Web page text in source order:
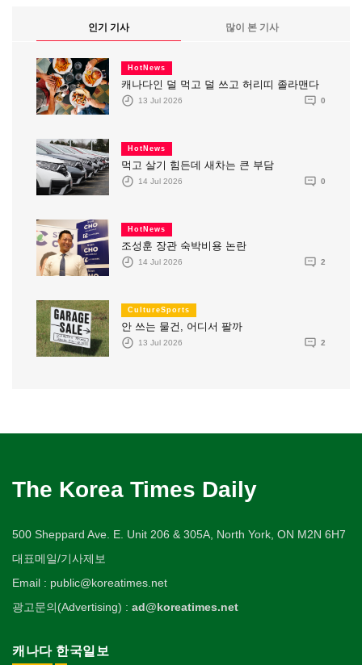
인기 기사 많이 본 기사
HotNews
캐나다인 덜 먹고 덜 쓰고 허리띠 졸라맨다
13 Jul 2026 0
HotNews
먹고 살기 힘든데 새차는 큰 부담
14 Jul 2026 0
HotNews
조성훈 장관 숙박비용 논란
14 Jul 2026 2
CultureSports
안 쓰는 물건, 어디서 팔까
13 Jul 2026 2
The Korea Times Daily
500 Sheppard Ave. E. Unit 206 & 305A, North York, ON M2N 6H7
대표메일/기사제보
Email : public@koreatimes.net
광고문의(Advertising) : ad@koreatimes.net
캐나다 한국일보